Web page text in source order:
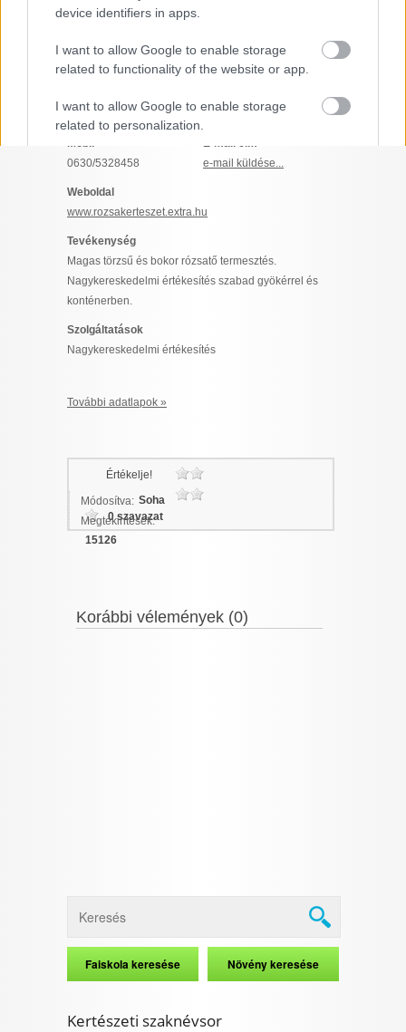
device identifiers in apps.
I want to allow Google to enable storage
related to functionality of the website or app.
I want to allow Google to enable storage
related to personalization.
I want to allow Google to enable storage
functionality and fraud prevention, and other
user protection.
Rózsakertészet
Elküldöm e-mailben |Kinyomtatom |Hibát jelentek
6771 Szeged, Sziv u. 6. Csongrád megye
Mobil
0630/5328458
E-mail cím
e-mail küldése...
Weboldal
www.rozsakerteszet.extra.hu
Tevékenység
Magas törzsű és bokor rózsatő termesztés.
Nagykereskedelmi értékesítés szabad gyökérrel és
konténerben.
Szolgáltatások
Nagykereskedelmi értékesítés
További adatlapok »
Értékelje!
0 szavazat
Módosítva: Soha
Megtekintések:
15126
Korábbi vélemények (0)
Kertészeti szaknévsor